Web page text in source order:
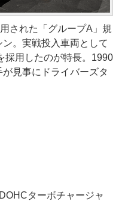
された「グループA」規
。実戦投入車両として
採用したのが特長。1990
見事にドライバーズタ
ターボチャージャ